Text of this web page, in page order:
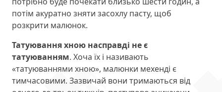
потім акуратно зняти засохлу пасту, щоб
розкрити малюнок.
Татуювання хною насправді не є
татуюванням. Хоча їх і називають
«татуюваннями хною», малюнки мехенді є
тимчасовими. Зазвичай вони тримаються від